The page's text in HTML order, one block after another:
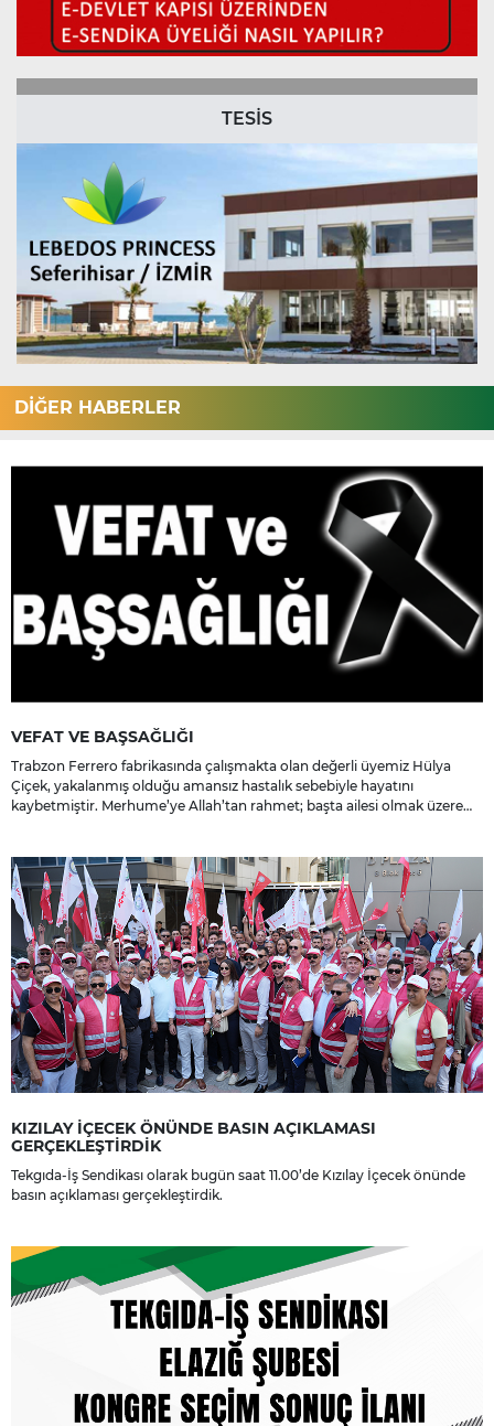
TESİS
DİĞER HABERLER
VEFAT VE BAŞSAĞLIĞI
Trabzon Ferrero fabrikasında çalışmakta olan değerli üyemiz Hülya
Çiçek, yakalanmış olduğu amansız hastalık sebebiyle hayatını
kaybetmiştir. Merhume’ye Allah’tan rahmet; başta ailesi olmak üzere
KIZILAY İÇECEK ÖNÜNDE BASIN AÇIKLAMASI
GERÇEKLEŞTİRDİK
Tekgıda-İş Sendikası olarak bugün saat 11.00’de Kızılay İçecek önünde
basın açıklaması gerçekleştirdik.